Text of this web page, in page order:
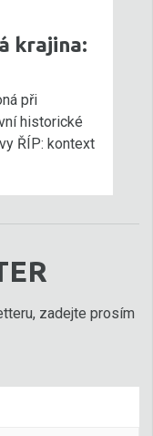
krajina:
při
historické
ŘÍP: kontext
zadejte prosím